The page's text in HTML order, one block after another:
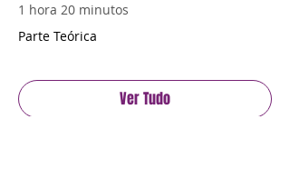
1 hora 20 minutos
Parte Teórica
Ver Tudo